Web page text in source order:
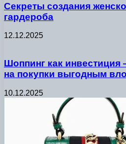
Секреты создания
гардероба
12.12.2025
Шоппинг как инвестиция
на покупки выгодным
10.12.2025